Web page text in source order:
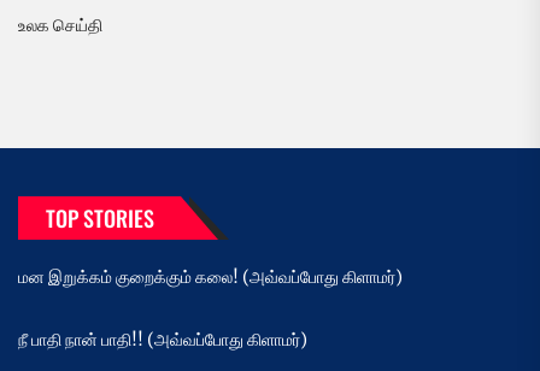
உலக செய்தி
TOP STORIES
மன இறுக்கம் குறைக்கும் கலை! (அவ்வப்போது கிளாமர்)
நீ பாதி நான் பாதி!! (அவ்வப்போது கிளாமர்)